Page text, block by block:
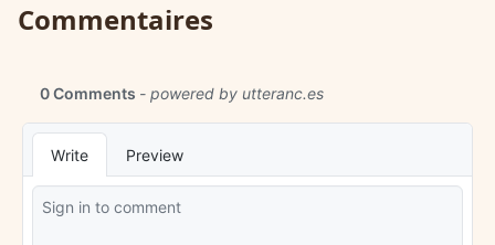
Commentaires